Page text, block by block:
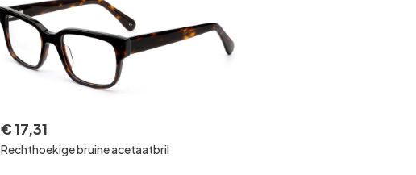
€17,31
Rechthoekige bruine acetaatbril